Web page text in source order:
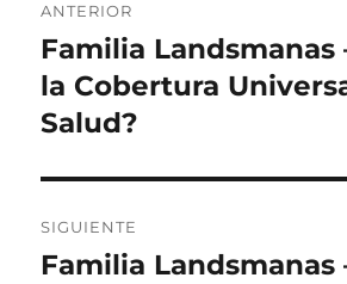
de
entradas
ANTERIOR
Entrada
anterior:
Familia Landsmanas
la Cobertura
Salud?
SIGUIENTE
Siguiente
Familia Landsmanas